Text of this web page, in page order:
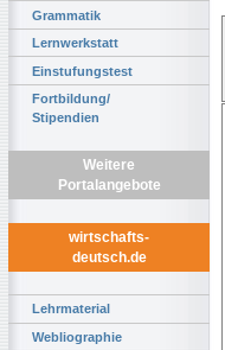
Grammatik
Lernwerkstatt
Einstufungstest
Fortbildung/
Stipendien
Weitere
Portalangebote
wirtschafts-
deutsch.de
Lehrmaterial
Webliographie